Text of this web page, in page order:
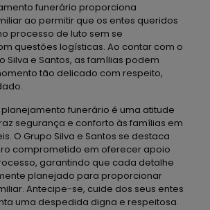
funerário proporciona
ao permitir que os entes queridos
processo de luto sem se
questões logísticas. Ao contar com o
Silva e Santos, as famílias podem
tão delicado com respeito,
planejamento funerário é uma atitude
segurança e conforto às famílias em
O Grupo Silva e Santos se destaca
comprometido em oferecer apoio
garantindo que cada detalhe
planejado para proporcionar
Antecipe-se, cuide dos seus entes
uma despedida digna e respeitosa.